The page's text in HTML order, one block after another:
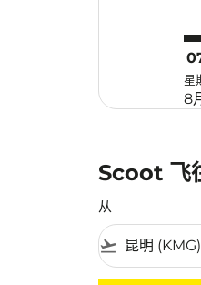
星
8
Scoot 飞
从
flight_takeoff